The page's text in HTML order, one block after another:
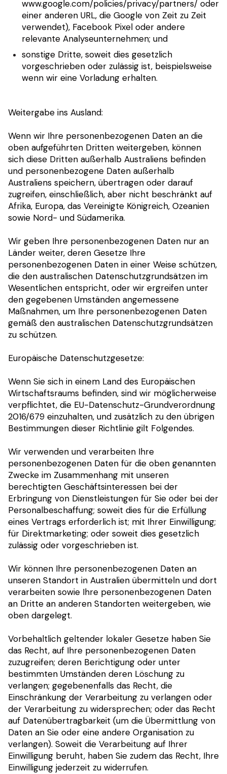
www.google.com/policies/privacy/partners/ oder
einer anderen URL, die Google von Zeit zu Zeit
verwendet), Facebook Pixel oder andere
relevante Analyseunternehmen; und
sonstige Dritte, soweit dies gesetzlich
vorgeschrieben oder zulässig ist, beispielsweise
wenn wir eine Vorladung erhalten.
Weitergabe ins Ausland:
Wenn wir Ihre personenbezogenen Daten an die
oben aufgeführten Dritten weitergeben, können
sich diese Dritten außerhalb Australiens befinden
und personenbezogene Daten außerhalb
Australiens speichern, übertragen oder darauf
zugreifen, einschließlich, aber nicht beschränkt auf
Afrika, Europa, das Vereinigte Königreich, Ozeanien
sowie Nord- und Südamerika.
Wir geben Ihre personenbezogenen Daten nur an
Länder weiter, deren Gesetze Ihre
personenbezogenen Daten in einer Weise schützen,
die den australischen Datenschutzgrundsätzen im
Wesentlichen entspricht, oder wir ergreifen unter
den gegebenen Umständen angemessene
Maßnahmen, um Ihre personenbezogenen Daten
gemäß den australischen Datenschutzgrundsätzen
zu schützen.
Europäische Datenschutzgesetze:
Wenn Sie sich in einem Land des Europäischen
Wirtschaftsraums befinden, sind wir möglicherweise
verpflichtet, die EU-Datenschutz-Grundverordnung
2016/679 einzuhalten, und zusätzlich zu den übrigen
Bestimmungen dieser Richtlinie gilt Folgendes.
Wir verwenden und verarbeiten Ihre
personenbezogenen Daten für die oben genannten
Zwecke im Zusammenhang mit unseren
berechtigten Geschäftsinteressen bei der
Erbringung von Dienstleistungen für Sie oder bei der
Personalbeschaffung; soweit dies für die Erfüllung
eines Vertrags erforderlich ist; mit Ihrer Einwilligung;
für Direktmarketing; oder soweit dies gesetzlich
zulässig oder vorgeschrieben ist.
Wir können Ihre personenbezogenen Daten an
unseren Standort in Australien übermitteln und dort
verarbeiten sowie Ihre personenbezogenen Daten
an Dritte an anderen Standorten weitergeben, wie
oben dargelegt.
Vorbehaltlich geltender lokaler Gesetze haben Sie
das Recht, auf Ihre personenbezogenen Daten
zuzugreifen; deren Berichtigung oder unter
bestimmten Umständen deren Löschung zu
verlangen; gegebenenfalls das Recht, die
Einschränkung der Verarbeitung zu verlangen oder
der Verarbeitung zu widersprechen; oder das Recht
auf Datenübertragbarkeit (um die Übermittlung von
Daten an Sie oder eine andere Organisation zu
verlangen). Soweit die Verarbeitung auf Ihrer
Einwilligung beruht, haben Sie zudem das Recht, Ihre
Einwilligung jederzeit zu widerrufen.